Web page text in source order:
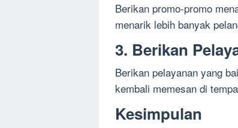
Berikan promo-promo
menarik lebih banyak
3. Berikan
Berikan pelayanan yang
kembali memesan di
Kesimpulan